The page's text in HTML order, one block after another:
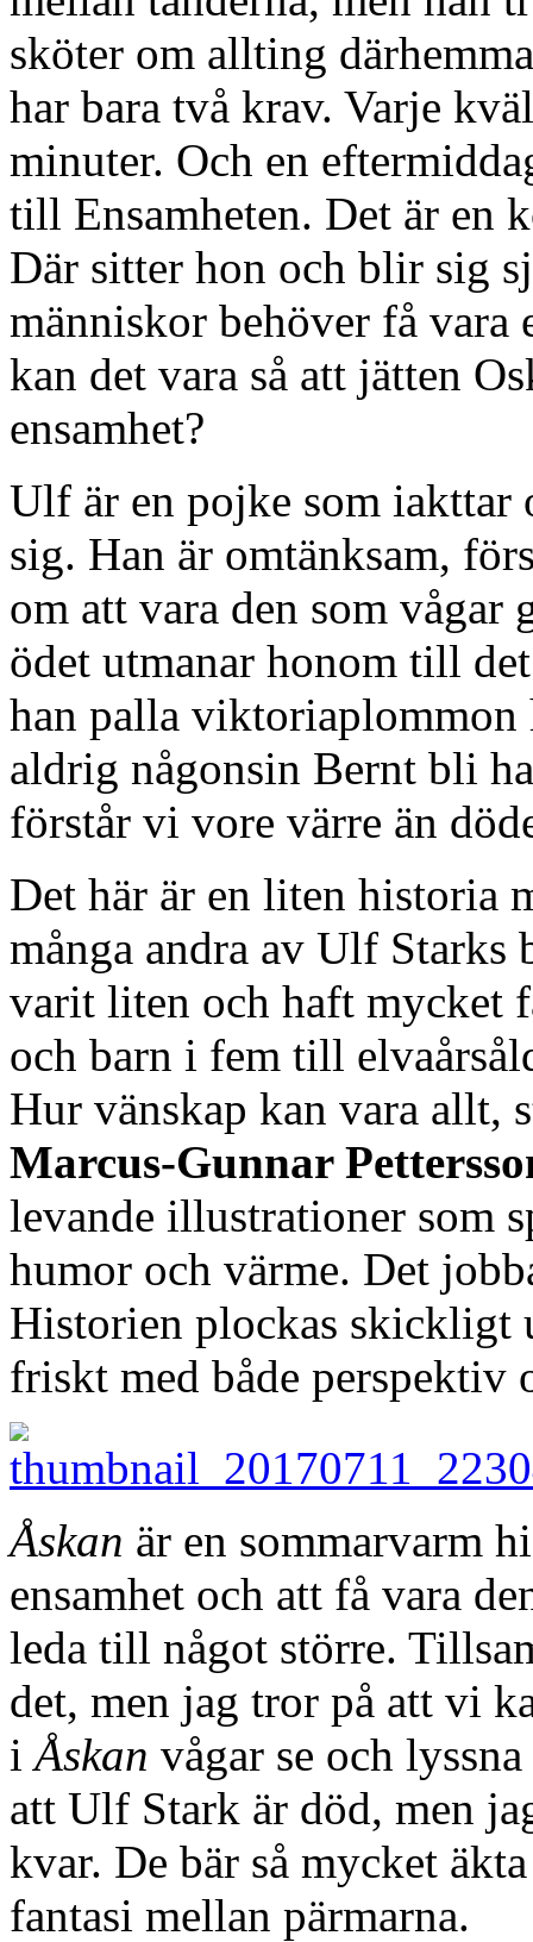
sköter om allting
har bara två krav. Varje
minuter. Och en
till Ensamheten. Det är en
Där sitter hon och blir sig
människor behöver få vara
kan det vara så att jätten
ensamhet?
Ulf är en pojke som iakttar
sig. Han är omtänksam,
om att vara den som vågar
ödet utmanar honom till
han palla viktoriaplommon
aldrig någonsin Bernt bli
förstår vi vore värre än
Det här är en liten historia
många andra av Ulf Starks
varit liten och haft mycket
och barn i fem till
Hur vänskap kan vara allt,
Marcus-Gunnar
levande illustrationer som
humor och värme. Det
Historien plockas skickligt
friskt med både perspektiv
Åskan är en sommarvarm
ensamhet och att få vara
leda till något större.
det, men jag tror på att vi
iÅskan vågar se och
att Ulf Stark är död, men
kvar. De bär så mycket
fantasi mellan pärmarna.